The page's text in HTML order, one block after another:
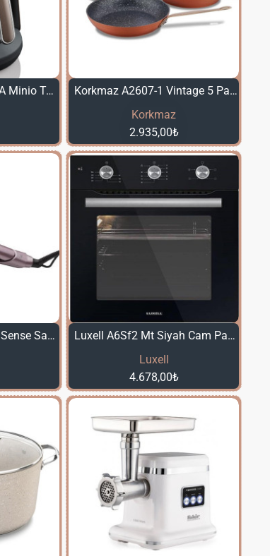
Arzum OK004-T OKKA Minio Türk Kahvesi Makinesi - Toprak
Korkmaz
Korkmaz A2607-1 Vintage 5 Parça Tencere Seti Taba
2.935,00₺
Arzum AR5051 Rosa Sense Saç Düzleştirici
Luxell
Luxell A6Sf2 Mt Siyah Cam Panel Fırın
4.678,00₺